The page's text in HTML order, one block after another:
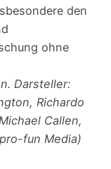
den
ohne
Darsteller:
Richardo
Callen,
fun Media)